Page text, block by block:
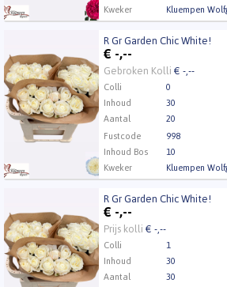
Kweker
Kluempen
R Gr Garden Chic White!
€ -,--
Gebroken Kolli € -,--
Colli 0
Inhoud
30
Aantal
20
Fustcode
998
Inhoud Bos
10
Kweker
Kluempen
R Gr Garden Chic White!
Eerst Inloggen a.u.b. Klik hier om
R Gr Garden Chic White!
€ -,--
Prijs kolli € -,--
Colli 1
Inhoud
30
Aantal
30
R Gr Garden Chic White!
Eerst Inloggen a.u.b.Klik hier om